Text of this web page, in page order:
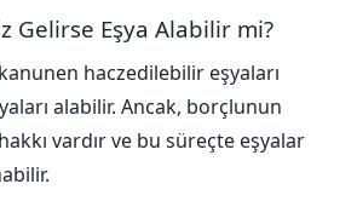
Gelirse Eşya Alabilir mi?
haczedilebilir eşyaları
alabilir. Ancak, borçlunun
vardır ve bu süreçte eşyalar